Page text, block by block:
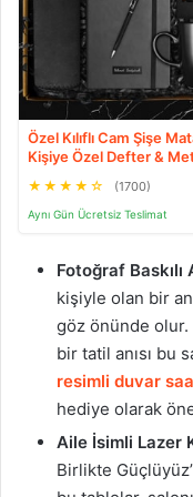
Özel Kılıflı Cam Şişe
Kişiye Özel Defter &
Touch Pen Kalem &
Çerçevesi & Siyah Kupa
Hediye Seti
★ ★ ★ ★ ☆ (1700)
Aynı Gün Ücretsiz Teslimat
Fotoğraf
kişiyle olan bir
göz önünde olur.
bir tatil anısı bu
resimli duvar
hediye olarak
Aile İsimli Lazer
Birlikte